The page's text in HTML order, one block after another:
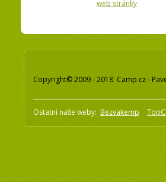
web stránky
Copyright© 2009 - 2018 Camp.cz -
Ostatní naše weby: Bezvakemp